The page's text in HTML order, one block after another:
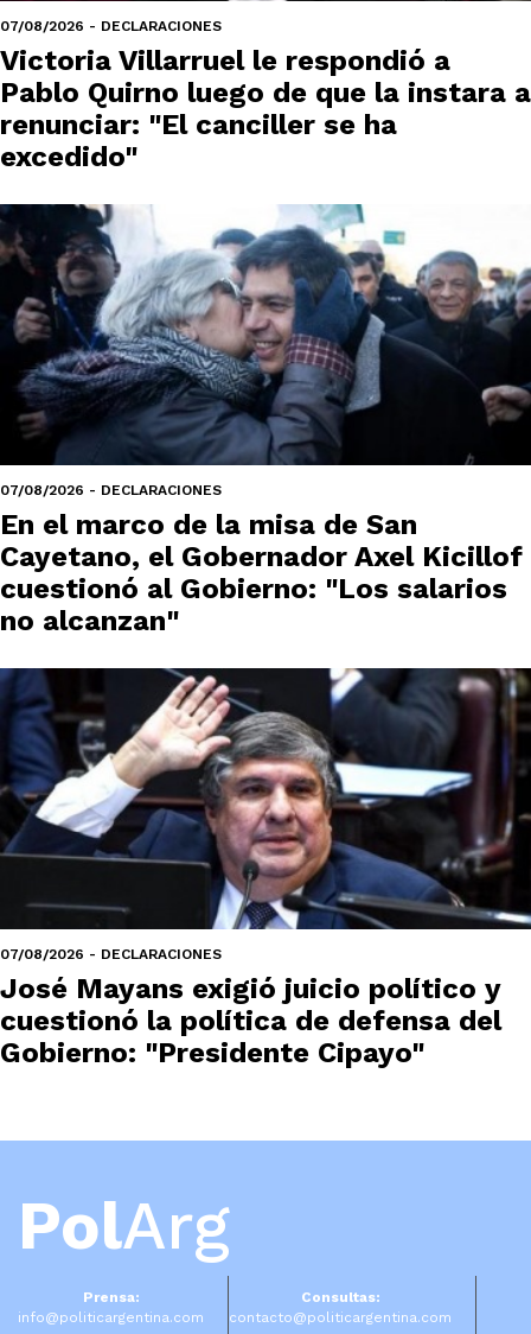
07/08/2026 - DECLARACIONES
Victoria Villarruel le respondió a
Pablo Quirno luego de que la instara a
renunciar: "El canciller se ha
excedido"
07/08/2026 - DECLARACIONES
En el marco de la misa de San
Cayetano, el Gobernador Axel Kicillof
cuestionó al Gobierno: "Los salarios
no alcanzan"
07/08/2026 - DECLARACIONES
José Mayans exigió juicio político y
cuestionó la política de defensa del
Gobierno: "Presidente Cipayo"
PolArg
Prensa:
info@politicargentina.com
Consultas:
contacto@politicargentina.com